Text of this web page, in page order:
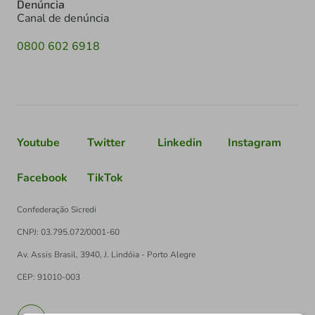
Denúncia
Canal de denúncia
0800 602 6918
Youtube Twitter Linkedin Instagram
Facebook TikTok
Confederação Sicredi
CNPJ: 03.795.072/0001-60
Av. Assis Brasil, 3940, J. Lindóia - Porto Alegre
CEP: 91010-003